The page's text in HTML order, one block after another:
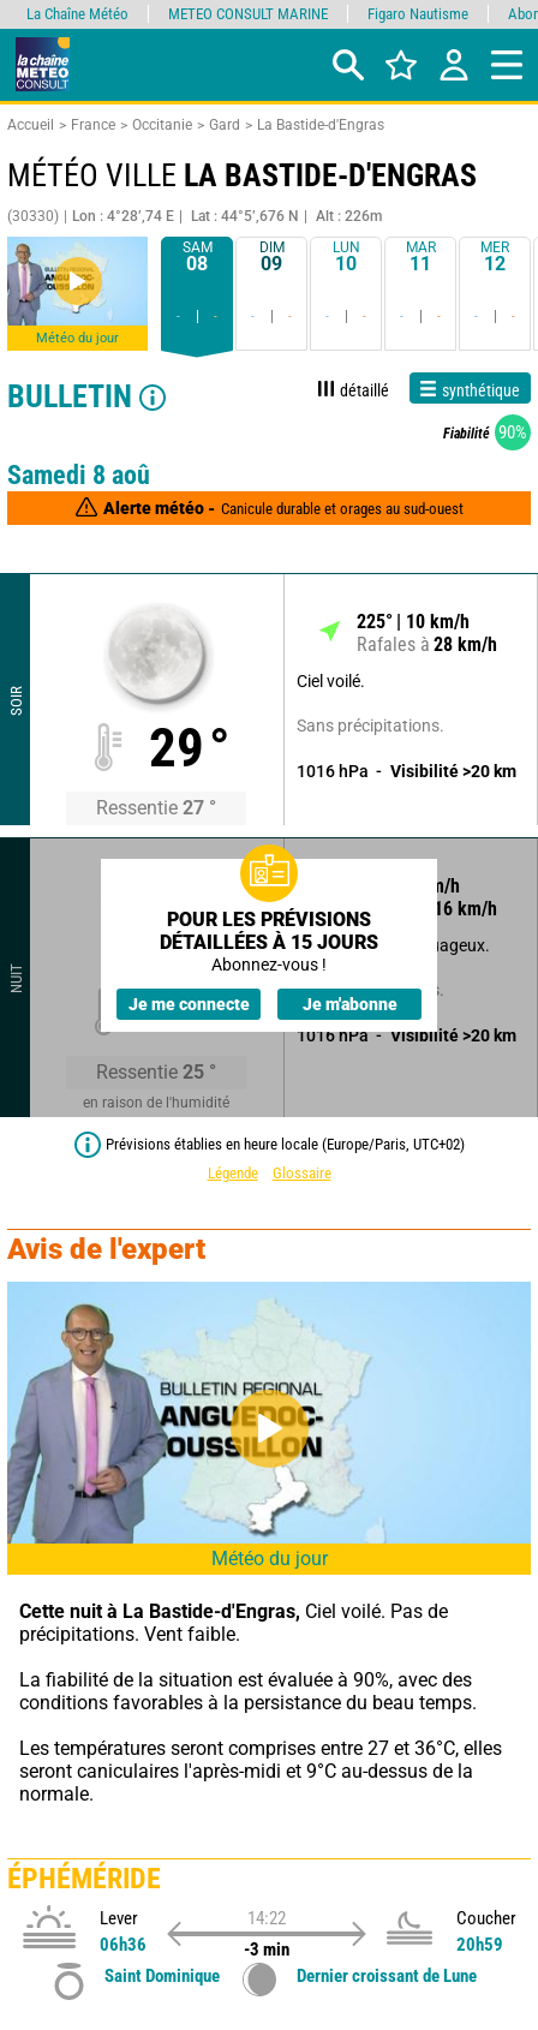
Accueil France Occitanie Gard La Bastide-d'Engras
MÉTÉO VILLE LA BASTIDE-D'ENGRAS
(30330) Lon : 4°28’,74 E Lat : 44°5’,676 N Alt : 226m
Météo du jour
SAM
08
- -
DIM
09
- -
LUN
10
- -
MAR
11
- -
MER
12
- -
BULLETIN détaillé synthétique
Fiabilité 90%
Samedi 8 aoû
Alerte météo - Canicule durable et orages au sud-ouest
SOIR
29°
Ressentie 27 °
225° 10 km/h
Rafales à 28 km/h
Ciel voilé.
Sans précipitations.
1016 hPa Visibilité >20 km
NUIT
23°
Ressentie 25 °
en raison de l'humidité
km/h
Rafales à
16 km/h
Beau temps peu nuageux.
Sans précipitations.
1016hPa Visibilité >20 km
POUR LES PRÉVISIONS
DÉTAILLÉES À 15 JOURS
Abonnez-vous !
Je me connecte Je m'abonne
Prévisions établies en heure locale (Europe/Paris, UTC+02)
Légende
Glossaire
Avis de l'expert
Météo du jour
Cette nuit à La Bastide-d'Engras, Ciel voilé. Pas de
précipitations. Vent faible.
La fiabilité de la situation est évaluée à 90%, avec des
conditions favorables à la persistance du beau temps.
Les températures seront comprises entre 27 et 36°C, elles
seront caniculaires l'après-midi et 9°C au-dessus de la
normale.
ÉPHÉMÉRIDE
Lever
06h36
14:22
-3 min
Coucher
20h59
Saint Dominique
Dernier croissant de Lune
La Chaîne Météo METEO CONSULT MARINE Figaro Nautisme